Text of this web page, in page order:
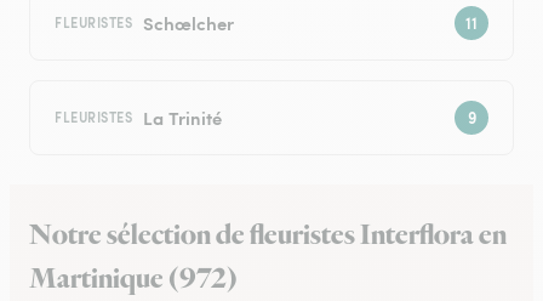
FLEURISTES Schœlcher
FLEURISTES La Trinité
Notre sélection de fleuristes Interflora en
Martinique (972)